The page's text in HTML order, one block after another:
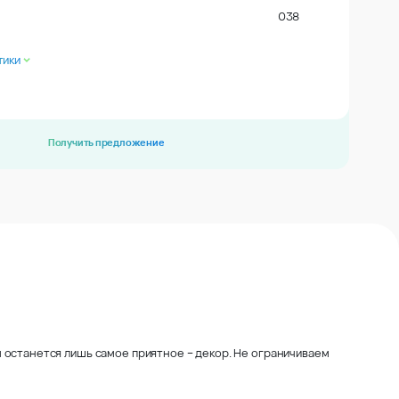
038
Получить предложение
лишь самое приятное – декор. Не ограничиваем